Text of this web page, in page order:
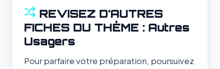
REVISEZ D'AUTRES
FICHES DU THÈME : Autres
Usagers
Pour parfaire votre préparation, poursuivez